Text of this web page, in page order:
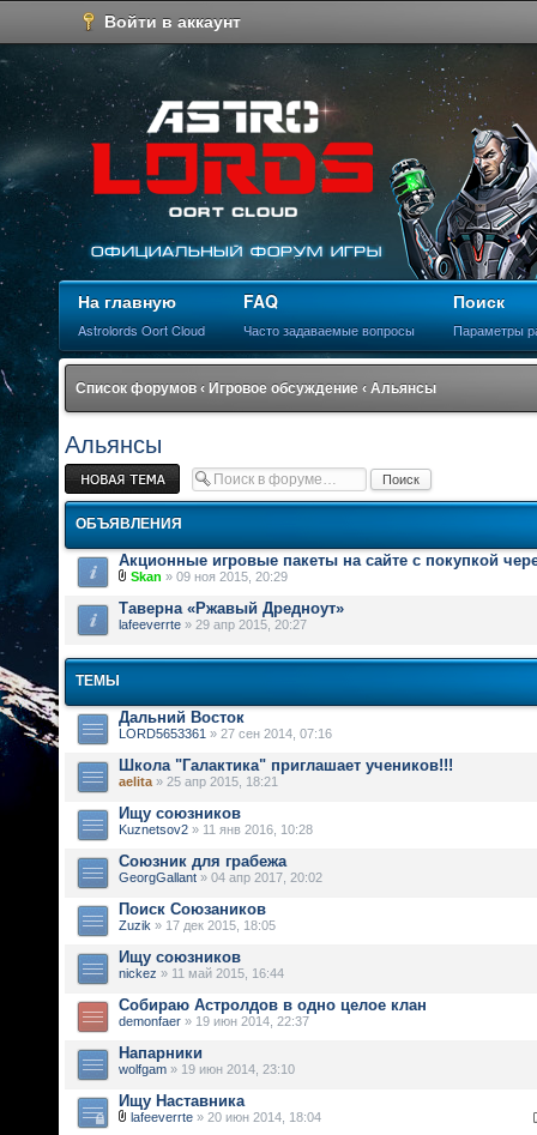
Войти в аккаунт
На главную
Astrolords Oort Cloud
FAQ
Часто задаваемые вопросы
Поиск
Параметры
Список форумов ‹ Игровое обсуждение ‹ Альянсы
Альянсы
Новая тема
ОБЪЯВЛЕНИЯ
Акционные игровые пакеты на сайте с покупкой
Skan » 09 ноя 2015, 20:29
Таверна «Ржавый Дредноут»
lafeeverrte » 29 апр 2015, 20:27
ТЕМЫ
Дальний Восток
LORD5653361 » 27 сен 2014, 07:16
Школа "Галактика" приглашает учеников!!!
aelita » 25 апр 2015, 18:21
Ищу союзников
Kuznetsov2 » 11 янв 2016, 10:28
Союзник для грабежа
GeorgGallant » 04 апр 2017, 20:02
Поиск Союзаников
Zuzik » 17 дек 2015, 18:05
Ищу союзников
nickez » 11 май 2015, 16:44
Собираю Астролдов в одно целое клан
demonfaer » 19 июн 2014, 22:37
Напарники
wolfgam » 19 июн 2014, 23:10
Ищу Наставника
lafeeverrte » 20 июн 2014, 18:04